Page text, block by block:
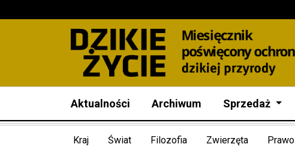
Aktualności Archiwum Sprzedaż
Kraj Świat Filozofia Zwierzęta Prawo